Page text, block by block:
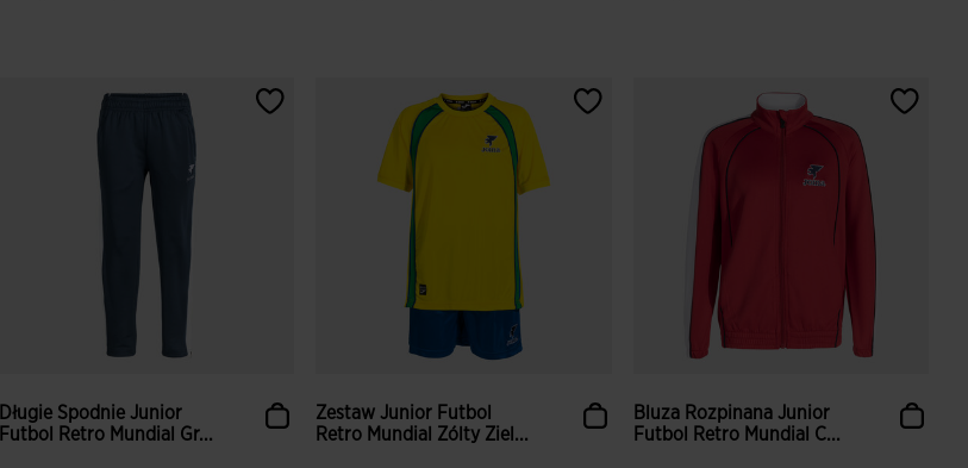
Długie Spodnie Junior
Futbol Retro Mundial Gr...
Zestaw Junior Futbol
Retro Mundial Zólty Ziel...
Bluza Rozpinana Junior
Futbol Retro Mundial C...